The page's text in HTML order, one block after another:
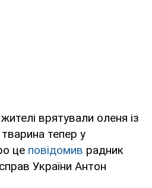
врятували оленя із
тепер у
це повідомив радник
України Антон